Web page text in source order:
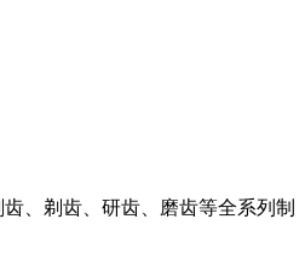
、剃齿、研齿、磨齿等全系列制